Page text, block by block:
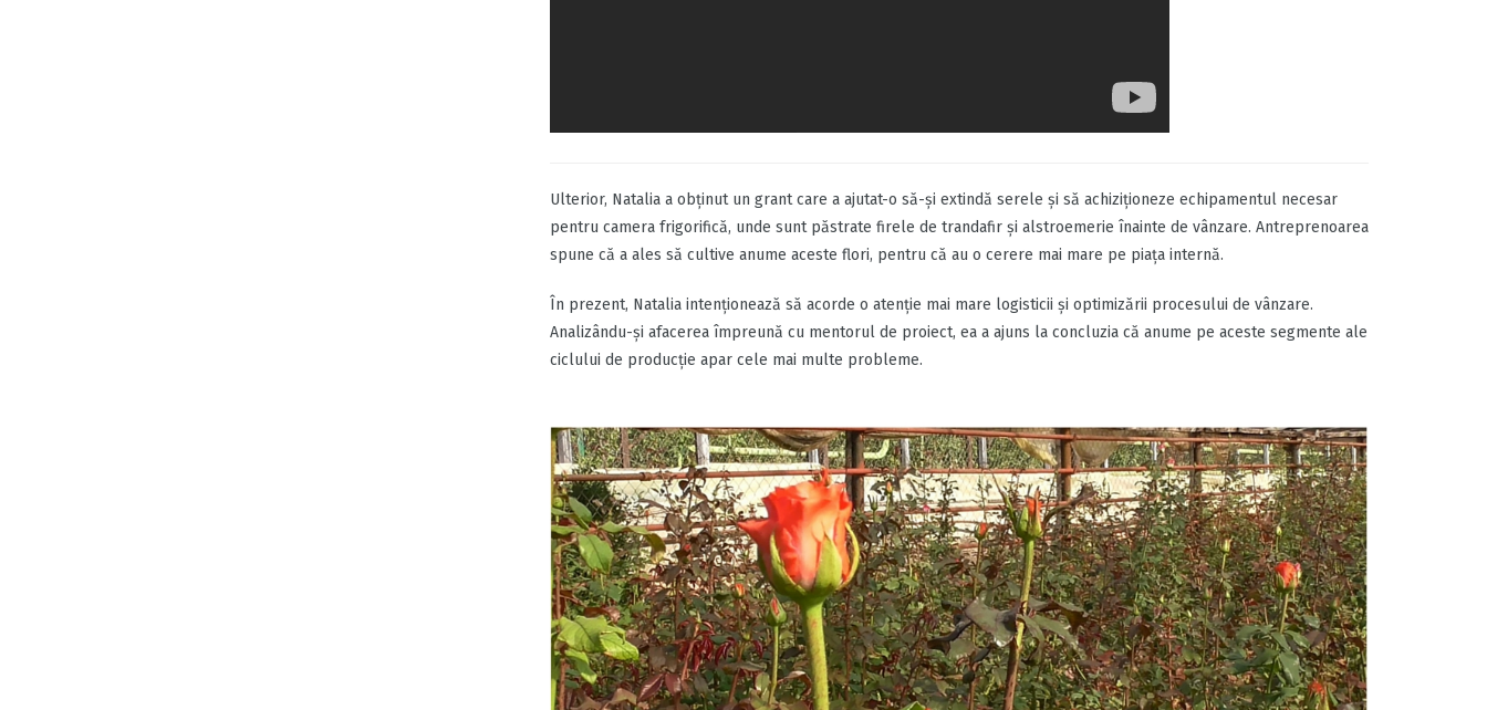
Ulterior, Natalia a obţinut un grant care a ajutat-o să-şi extindă serele și să achiziţioneze echipamentul necesar
pentru camera frigorifică, unde sunt păstrate firele de trandafir şi alstroemerie înainte de vânzare. Antreprenoarea
spune că a ales să cultive anume aceste flori, pentru că au o cerere mai mare pe piața internă.
În prezent, Natalia intenţionează să acorde o atenție mai mare logisticii şi optimizării procesului de vânzare.
Analizându-şi afacerea împreună cu mentorul de proiect, ea a ajuns la concluzia că anume pe aceste segmente ale
ciclului de producţie apar cele mai multe probleme.